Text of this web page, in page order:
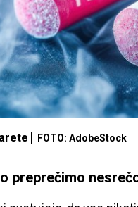
FOTO: AdobeStock
preprečimo